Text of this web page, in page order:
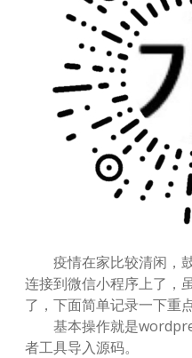
疫情在家比较清闲，
连接到微信小程序上了，
了，下面简单记录一下重点
基本操作就是
者工具导入源码。